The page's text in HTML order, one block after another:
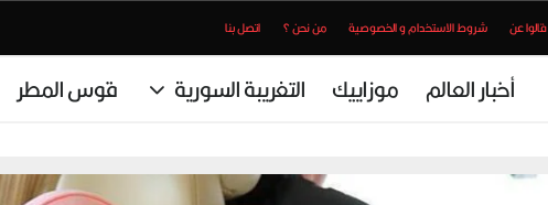
قالوا عن شروط الاستخدام و الخصوصية من نحن ؟ اتصل بنا
أخبار العالم موزاييك التغريبة السورية قوس المطر